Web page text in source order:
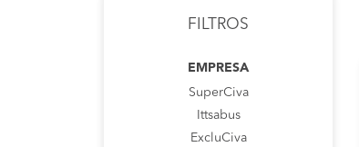
FILTROS
EMPRESA
SuperCiva
Ittsabus
ExcluCiva